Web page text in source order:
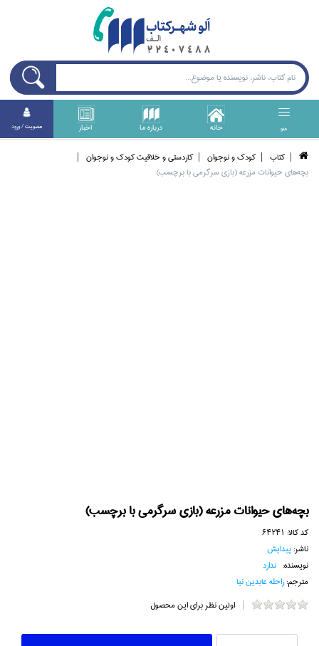
منو خانه درباره ما اخبار عضويت / ورود
كتاب كودك و نوجوان
كاردستي و خلاقيت كودك و نوجوان
بچه‌هاي حيوانات مزرعه (بازي سرگرمي با برچسب)
بچه‌هاي حيوانات مزرعه (بازي سرگرمي با برچسب)
کد کالا: 64241
ناشر:پيدايش
نویسنده: ندارد
مترجم:راحله عابدين نيا
اولین نظر برای این محصول